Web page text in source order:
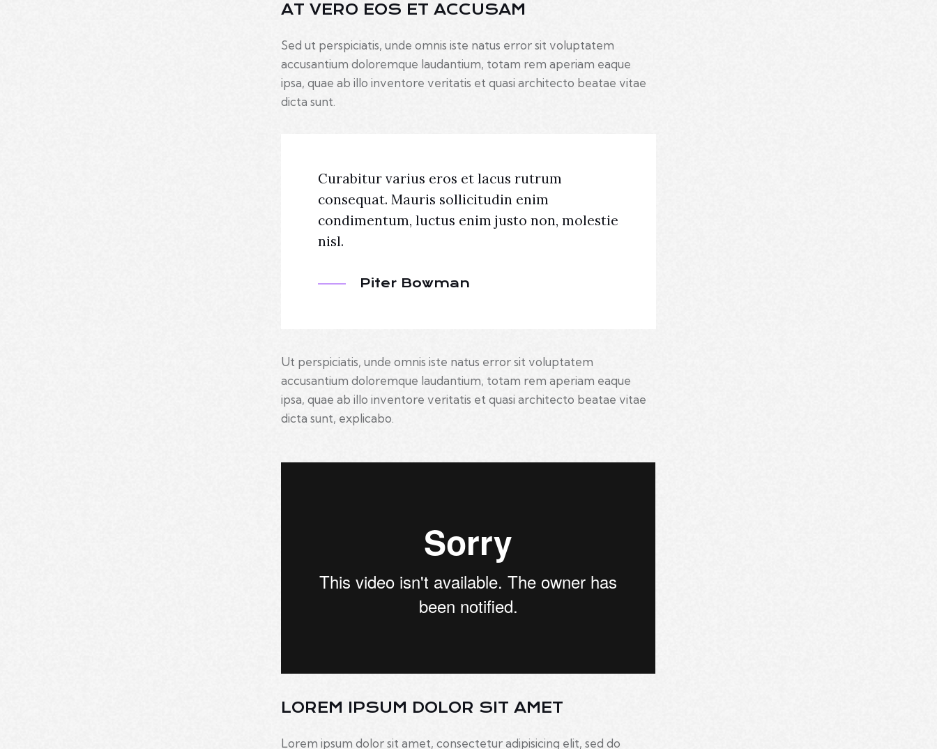
AT VERO EOS ET ACCUSAM
Sed ut perspiciatis, unde omnis iste natus error sit voluptatem
accusantium doloremque laudantium, totam rem aperiam eaque
ipsa, quae ab illo inventore veritatis et quasi architecto beatae vitae
dicta sunt.
Curabitur varius eros et lacus rutrum
consequat. Mauris sollicitudin enim
condimentum, luctus enim justo non, molestie
nisl.
Piter Bowman
Ut perspiciatis, unde omnis iste natus error sit voluptatem
accusantium doloremque laudantium, totam rem aperiam eaque
ipsa, quae ab illo inventore veritatis et quasi architecto beatae vitae
dicta sunt, explicabo.
LOREM IPSUM DOLOR SIT AMET
Lorem ipsum dolor sit amet, consectetur adipisicing elit, sed do